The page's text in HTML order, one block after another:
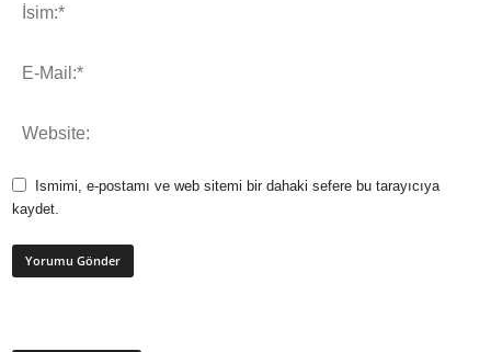
Ismimi, e-postamı ve web sitemi bir dahaki sefere bu tarayıcıya
kaydet.